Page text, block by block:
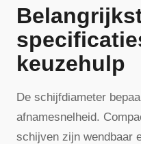
keuzehulp
De schijfdiameter
afnamesnelheid.
schijven zijn wendbaar